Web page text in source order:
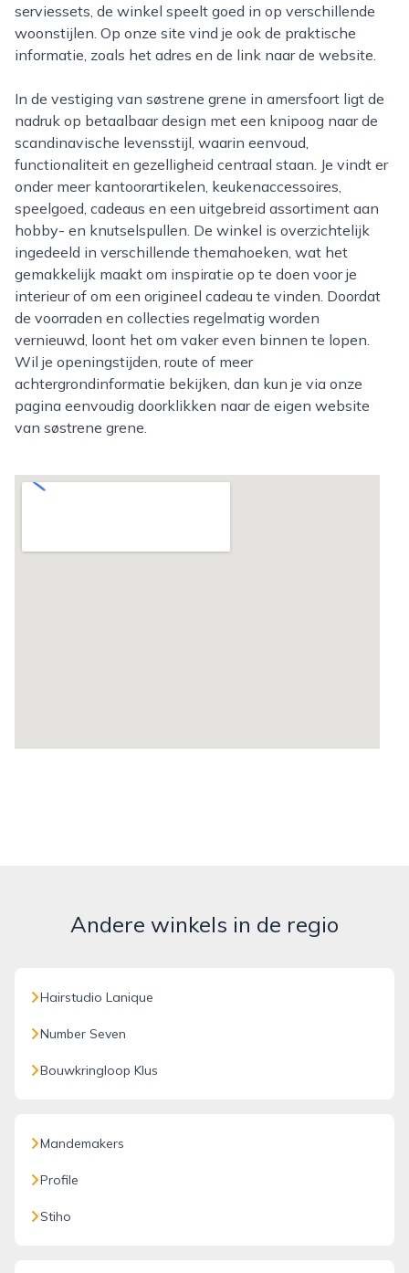
serviessets, de winkel speelt goed in op verschillende
woonstijlen. Op onze site vind je ook de praktische
informatie, zoals het adres en de link naar de website.
In de vestiging van søstrene grene in amersfoort ligt de
nadruk op betaalbaar design met een knipoog naar de
scandinavische levensstijl, waarin eenvoud,
functionaliteit en gezelligheid centraal staan. Je vindt er
onder meer kantoorartikelen, keukenaccessoires,
speelgoed, cadeaus en een uitgebreid assortiment aan
hobby- en knutselspullen. De winkel is overzichtelijk
ingedeeld in verschillende themahoeken, wat het
gemakkelijk maakt om inspiratie op te doen voor je
interieur of om een origineel cadeau te vinden. Doordat
de voorraden en collecties regelmatig worden
vernieuwd, loont het om vaker even binnen te lopen.
Wil je openingstijden, route of meer
achtergrondinformatie bekijken, dan kun je via onze
pagina eenvoudig doorklikken naar de eigen website
van søstrene grene.
Andere winkels in de regio
Hairstudio Lanique
Number Seven
Bouwkringloop Klus
Mandemakers
Profile
Stiho